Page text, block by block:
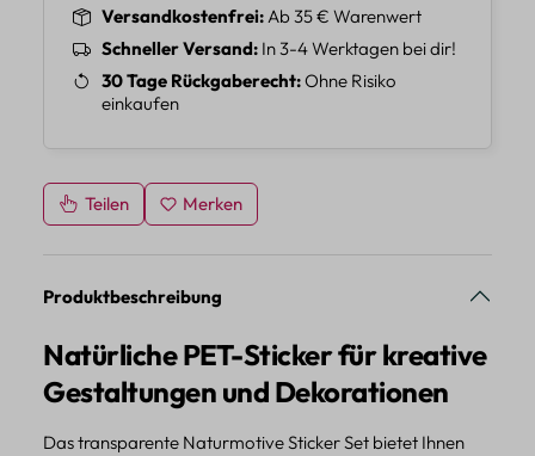
Versandkostenfrei Ab 35 € Warenwert
Schneller Versand In 3-4 Werktagen bei dir!
30 Tage Rückgaberecht Ohne Risiko
einkaufen
Teilen Merken
Produktbeschreibung
Natürliche PET-Sticker für kreative
Gestaltungen und Dekorationen
Das transparente Naturmotive Sticker Set bietet Ihnen